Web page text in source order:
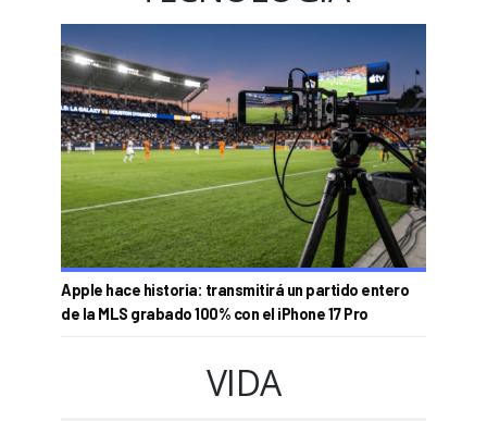
Apple hace historia: transmitirá un partido entero
de la MLS grabado 100% con el iPhone 17 Pro
VIDA